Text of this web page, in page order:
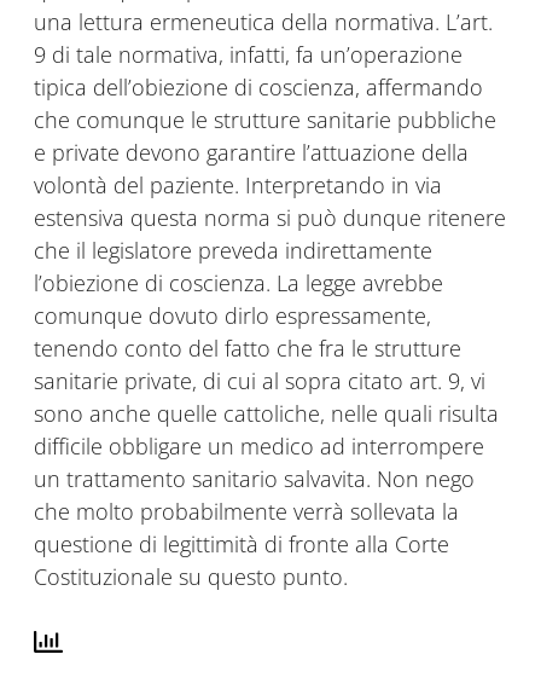
una lettura ermeneutica della normativa. L’art.
9 di tale normativa, infatti, fa un’operazione
tipica dell’obiezione di coscienza, affermando
che comunque le strutture sanitarie pubbliche
e private devono garantire l’attuazione della
volontà del paziente. Interpretando in via
estensiva questa norma si può dunque ritenere
che il legislatore preveda indirettamente
l’obiezione di coscienza. La legge avrebbe
comunque dovuto dirlo espressamente,
tenendo conto del fatto che fra le strutture
sanitarie private, di cui al sopra citato art. 9, vi
sono anche quelle cattoliche, nelle quali risulta
difficile obbligare un medico ad interrompere
un trattamento sanitario salvavita. Non nego
che molto probabilmente verrà sollevata la
questione di legittimità di fronte alla Corte
Costituzionale su questo punto.